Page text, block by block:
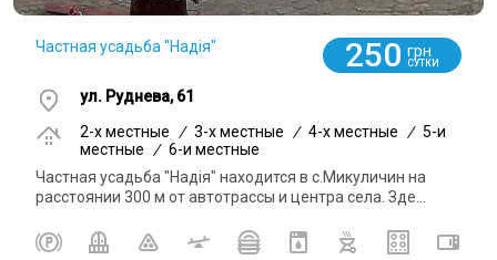
Частная усадьба "Надія" 250 грн
СУТКИ
ул. Руднева, 61
2-x местные
/ 3-x местные / 4-x местные / 5-и
местные
/ 6-и местные
Частная усадьба "Надія" находится в с.Микуличин на
расстоянии 300 м от автотрассы и центра села. Зде...